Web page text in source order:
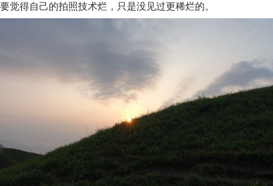
要觉得自己的拍照技术烂，只是没见过更稀烂的。